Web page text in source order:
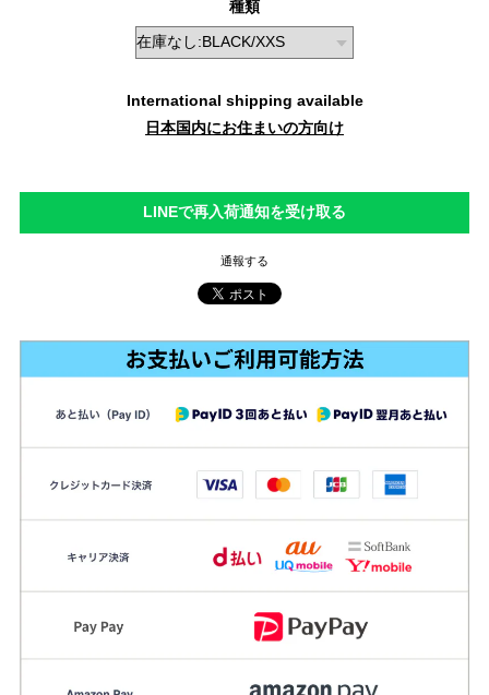
種類
International shipping available
日本国内にお住まいの方向け
LINEで再入荷通知を受け取る
通報する